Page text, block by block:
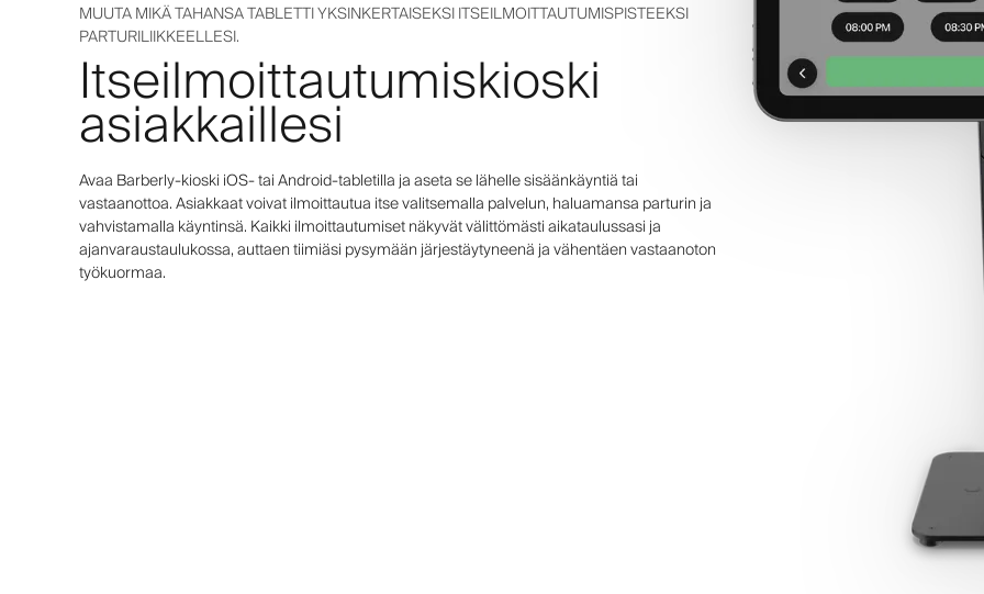
MUUTA MIKÄ TAHANSA TABLETTI YKSINKERTAISEKSI ITSEILMOITTAUTUMISPISTEEKSI
PARTURILIIKKEELLESI.
Itseilmoittautumiskioski
asiakkaillesi
Avaa Barberly-kioski iOS- tai Android-tabletilla ja aseta se lähelle sisäänkäyntiä tai
vastaanottoa. Asiakkaat voivat ilmoittautua itse valitsemalla palvelun, haluamansa parturin ja
vahvistamalla käyntinsä. Kaikki ilmoittautumiset näkyvät välittömästi aikataulussasi ja
ajanvaraustaulukossa, auttaen tiimiäsi pysymään järjestäytyneenä ja vähentäen vastaanoton
työkuormaa.